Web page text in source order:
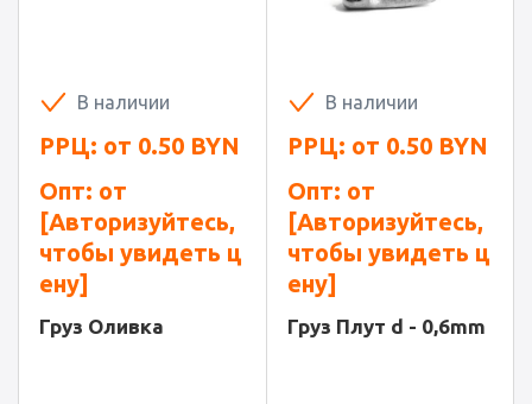
В наличии
РРЦ: от 0.50 BYN
Опт: от
[Авторизуйтесь,
чтобы увидеть ц
ену]
Груз Оливка
В наличии
РРЦ: от 0.50 BYN
Опт: от
[Авторизуйтесь,
чтобы увидеть ц
ену]
Груз Плут d - 0,6mm